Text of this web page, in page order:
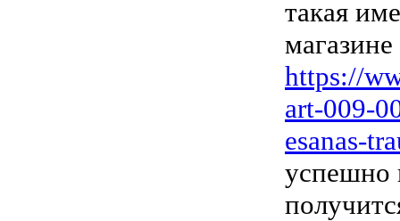
такая
магазине
https://
art-009-
esanas-
успешно